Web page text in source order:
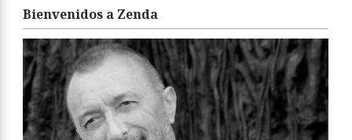
Bienvenidos a Zenda